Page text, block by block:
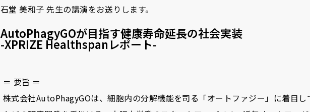
石堂 美和子 先生の講演をお送りします。
AutoPhagyGOが目指す健康寿命延長の社会実装
-XPRIZE Healthspanレポート-
＝ 要旨 ＝
株式会社AutoPhagyGOは、細胞内の分解機能を司る「オートファジー」に着目